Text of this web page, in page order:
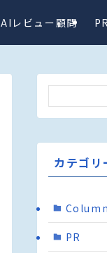
AIレビュー顧問
カテゴリ
Column
PR